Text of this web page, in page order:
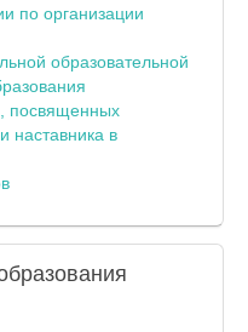
по организации
образовательной
посвященных
наставника в